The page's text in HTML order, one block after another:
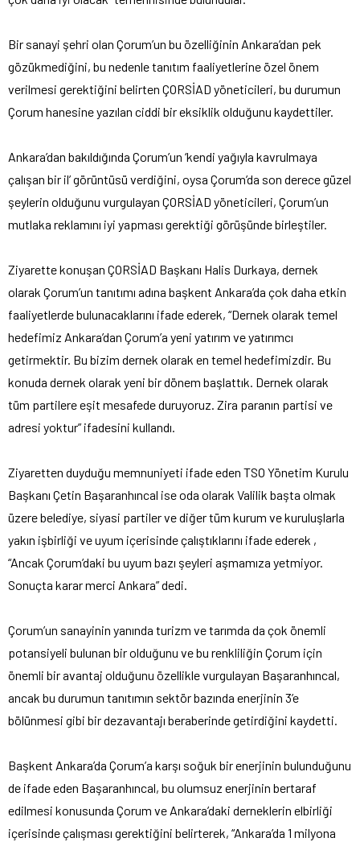
Bir sanayi şehri olan Çorum’un bu özelliğinin Ankara’dan pek
gözükmediğini, bu nedenle tanıtım faaliyetlerine özel önem
verilmesi gerektiğini belirten ÇORSİAD yöneticileri, bu durumun
Çorum hanesine yazılan ciddi bir eksiklik olduğunu kaydettiler.
Ankara’dan bakıldığında Çorum’un ‘kendi yağıyla kavrulmaya
çalışan bir il’ görüntüsü verdiğini, oysa Çorum’da son derece güzel
şeylerin olduğunu vurgulayan ÇORSİAD yöneticileri, Çorum’un
mutlaka reklamını iyi yapması gerektiği görüşünde birleştiler.
Ziyarette konuşan ÇORSİAD Başkanı Halis Durkaya, dernek
olarak Çorum’un tanıtımı adına başkent Ankara’da çok daha etkin
faaliyetlerde bulunacaklarını ifade ederek, “Dernek olarak temel
hedefimiz Ankara’dan Çorum’a yeni yatırım ve yatırımcı
getirmektir. Bu bizim dernek olarak en temel hedefimizdir. Bu
konuda dernek olarak yeni bir dönem başlattık. Dernek olarak
tüm partilere eşit mesafede duruyoruz. Zira paranın partisi ve
adresi yoktur” ifadesini kullandı.
Ziyaretten duyduğu memnuniyeti ifade eden TSO Yönetim Kurulu
Başkanı Çetin Başaranhıncal ise oda olarak Valilik başta olmak
üzere belediye, siyasi partiler ve diğer tüm kurum ve kuruluşlarla
yakın işbirliği ve uyum içerisinde çalıştıklarını ifade ederek ,
“Ancak Çorum’daki bu uyum bazı şeyleri aşmamıza yetmiyor.
Sonuçta karar merci Ankara” dedi.
Çorum’un sanayinin yanında turizm ve tarımda da çok önemli
potansiyeli bulunan bir olduğunu ve bu renkliliğin Çorum için
önemli bir avantaj olduğunu özellikle vurgulayan Başaranhıncal,
ancak bu durumun tanıtımın sektör bazında enerjinin 3’e
bölünmesi gibi bir dezavantajı beraberinde getirdiğini kaydetti.
Başkent Ankara’da Çorum’a karşı soğuk bir enerjinin bulunduğunu
de ifade eden Başaranhıncal, bu olumsuz enerjinin bertaraf
edilmesi konusunda Çorum ve Ankara’daki derneklerin elbirliği
içerisinde çalışması gerektiğini belirterek, “Ankara’da 1 milyona